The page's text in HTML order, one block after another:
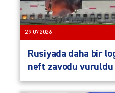
29.07.2026
Rusiyada daha bir
neft zavodu vuruldu